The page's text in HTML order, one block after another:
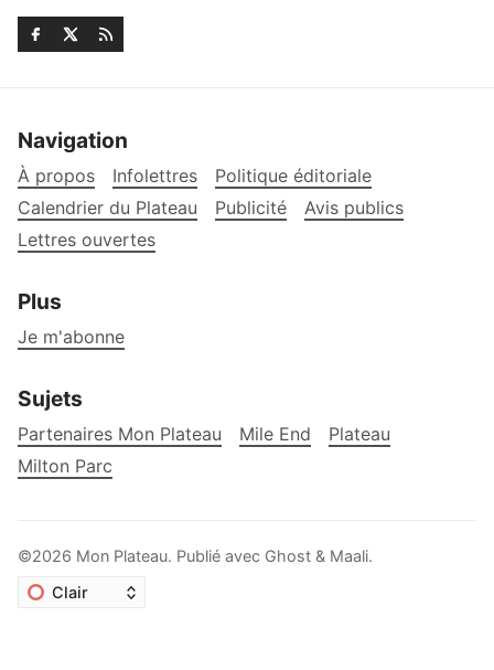
Navigation
À propos Infolettres
Politique éditoriale
Calendrier du Plateau
Publicité
Avis publics
Lettres ouvertes
Plus
Je m'abonne
Sujets
Partenaires Mon Plateau Mile End
Plateau
Milton Parc
©2026 Mon Plateau. Publié avec Ghost & Maali.